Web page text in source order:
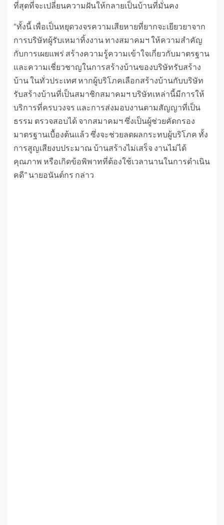
ที่สุดที่จะเปลี่ยนความฝันให้กลายเป็นบ้านที่มั่นคง
“ทั้งนี้ เพื่อเป็นหยุดวงจรความเสียหายที่ยากจะเยียวยาจาก
การบริษัทผู้รับเหมาทิ้งงาน ทางสมาคมฯ ให้ความสำคัญ
กับการเผยแพร่ สร้างความรู้ความเข้าใจเกี่ยวกับมาตรฐาน
และความเชี่ยวชาญในการสร้างบ้านของบริษัทรับสร้าง
บ้าน ในทั่วประเทศ หากผู้บริโภคเลือกสร้างบ้านกับบริษัท
รับสร้างบ้านที่เป็นสมาชิกสมาคมฯ บริษัทเหล่านี้มีการให้
บริการที่ครบวงจร และการส่งมอบงานตามสัญญาที่เป็น
ธรรม ตรวจสอบได้ จากสมาคมฯ ซึ่งเป็นผู้ช่วยคัดกรอง
มาตรฐานเบื้องต้นแล้ว ซึ่งจะช่วยลดผลกระทบผู้บริโภค ทั้ง
การสูญเสียงบประมาณ บ้านสร้างไม่เสร็จ งานไม่ได้
คุณภาพ หรือเกิดข้อพิพาทที่ต้องใช้เวลานานในการดำเนิน
คดี” นายอนันต์กร กล่าว